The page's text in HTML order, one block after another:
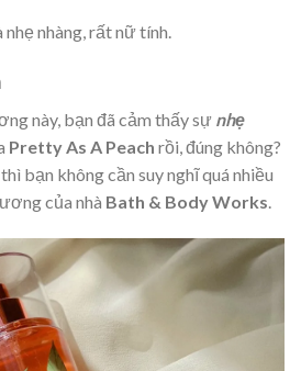
nhàng, rất nữ tính.
này, bạn đã cảm thấy sự nhẹ
Pretty As A Peach rồi, đúng không?
bạn không cần suy nghĩ quá nhiều
của nhà Bath & Body Works